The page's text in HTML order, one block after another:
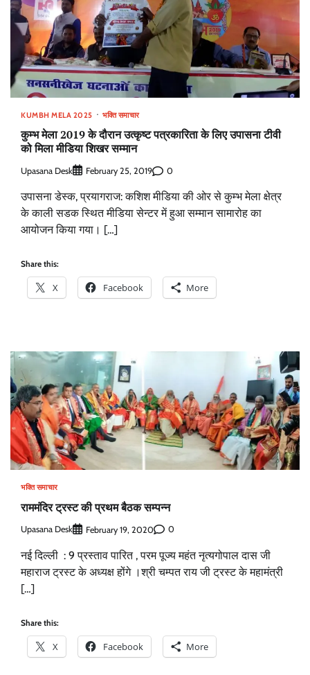
KUMBH MELA 2025 भक्ति समाचार
कुम्भ मेला 2019 के दौरान उत्कृष्ट पत्रकारिता के लिए उपासना टीवी
को मिला मीडिया शिखर सम्मान
Upasana Desk February 25, 2019 0
उपासना डेस्क, प्रयागराज: कशिश मीडिया की ओर से कुम्भ मेला क्षेत्र
के काली सडक स्थित मीडिया सेन्टर में हुआ सम्मान सामारोह का
आयोजन किया गया। […]
Share this:
X Facebook More
भक्ति समाचार
राममंदिर ट्रस्ट की प्रथम बैठक सम्पन्न
Upasana Desk February 19, 2020 0
नई दिल्ली : 9 प्रस्ताव पारित , परम पूज्य महंत नृत्यगोपाल दास जी
महाराज ट्रस्ट के अध्यक्ष होंगे ।श्री चम्पत राय जी ट्रस्ट के महामंत्री
[…]
Share this:
X Facebook More